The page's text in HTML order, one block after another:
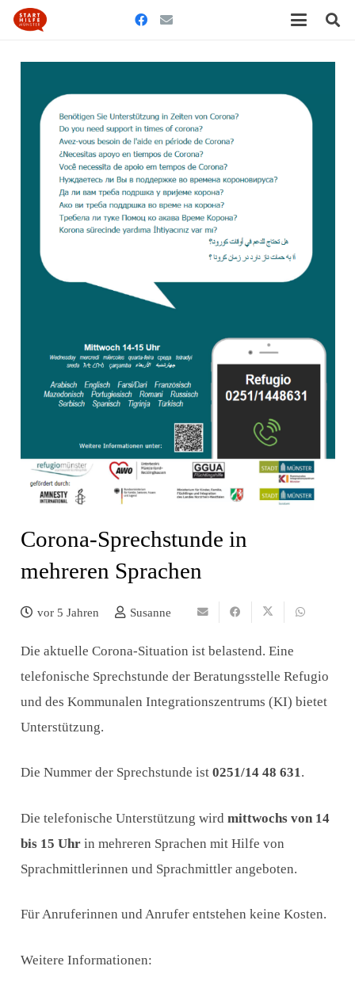
Corona-Sprechstunde in
mehreren Sprachen
vor 5 Jahren Susanne
Die aktuelle Corona-Situation ist belastend. Eine
telefonische Sprechstunde der Beratungsstelle Refugio
und des Kommunalen Integrationszentrums (KI) bietet
Unterstützung.
Die Nummer der Sprechstunde ist 0251/14 48 631.
Die telefonische Unterstützung wird mittwochs von 14
bis 15 Uhrin mehreren Sprachen mit Hilfe von
Sprachmittlerinnen und Sprachmittler angeboten.
Für Anruferinnen und Anrufer entstehen keine Kosten.
Weitere Informationen: